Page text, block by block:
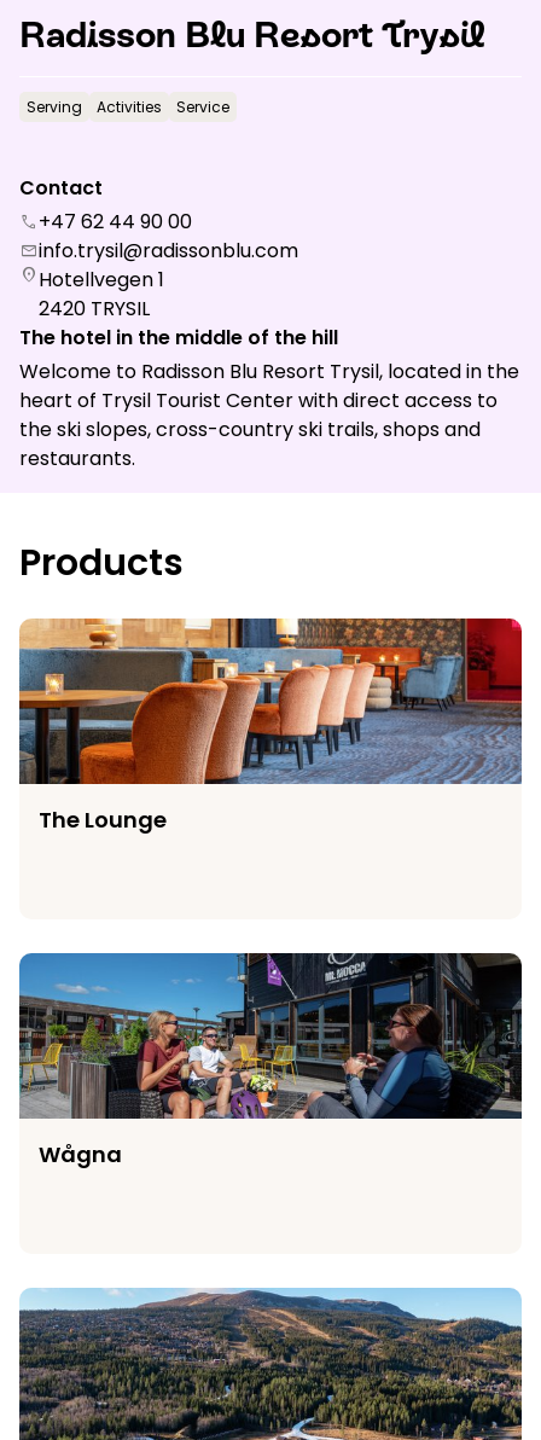
News
Summit 7.0m/s
Open lifts : 0/ 41
Weather and slope data is provided by
Radisson Blu Resort Trysil
Serving Activities Service
Contact
call +47 62 44 90 00
mailinfo.trysil@radissonblu.com
location_on Hotellvegen 1
2420 TRYSIL
The hotel in the middle of the hill
Welcome to Radisson Blu Resort Trysil, located in the
heart of Trysil Tourist Center with direct access to
the ski slopes, cross-country ski trails, shops and
restaurants.
Products
The Lounge
The Lounge
Wågna
Wågna
Trysilfjellet Arena